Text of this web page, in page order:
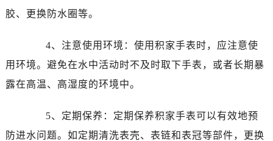
胶、更换防水圈等。
4、注意使用环境：使用积家手表时，应注意使
用环境。避免在水中活动时不及时取下手表，或者长期暴
露在高温、高湿度的环境中。
5、定期保养：定期保养积家手表可以有效地预
防进水问题。如定期清洗表壳、表链和表冠等部件，更换